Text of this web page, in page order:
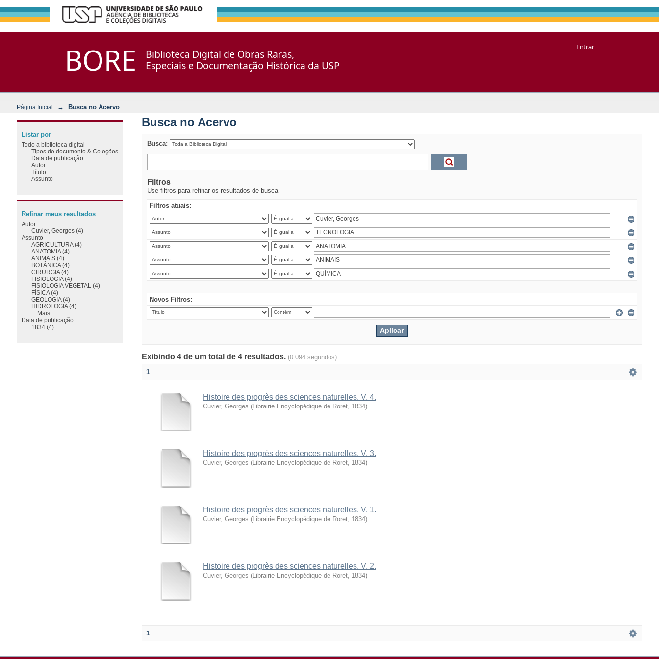
BORE
Biblioteca Digital de Obras Raras,
Especiais e Documentação Histórica da USP
Entrar
Página Inicial → Busca no Acervo
Busca no Acervo
Busca:
Filtros
Use filtros para refinar os resultados de busca.
Filtros atuais:
Novos Filtros:
Exibindo 4 de um total de 4 resultados. (0.094 segundos)
1
Histoire des progrès des sciences naturelles. V. 4.
Cuvier, Georges (Librairie Encyclopédique de Roret, 1834)
Histoire des progrès des sciences naturelles. V. 3.
Cuvier, Georges (Librairie Encyclopédique de Roret, 1834)
Histoire des progrès des sciences naturelles. V. 1.
Cuvier, Georges (Librairie Encyclopédique de Roret, 1834)
Histoire des progrès des sciences naturelles. V. 2.
Cuvier, Georges (Librairie Encyclopédique de Roret, 1834)
1
Listar por
Todo a biblioteca digital
Tipos de documento & Coleções
Data de publicação
Autor
Título
Assunto
Refinar meus resultados
Autor
Cuvier, Georges (4)
Assunto
AGRICULTURA (4)
ANATOMIA (4)
ANIMAIS (4)
BOTÂNICA (4)
CIRURGIA (4)
FISIOLOGIA (4)
FISIOLOGIA VEGETAL (4)
FÍSICA (4)
GEOLOGIA (4)
HIDROLOGIA (4)
... Mais
Data de publicação
1834 (4)